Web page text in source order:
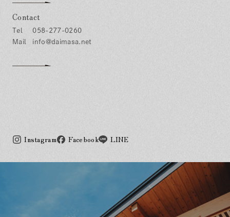
Contact
058-277-0260
info@daimasa.net
Instagram Facebook LINE